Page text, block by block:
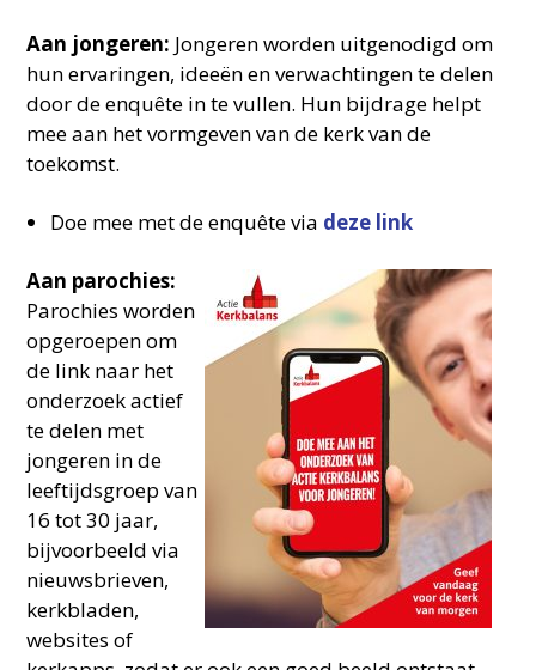
Aan jongeren: Jongeren worden uitgenodigd om
hun ervaringen, ideeën en verwachtingen te delen
door de enquête in te vullen. Hun bijdrage helpt
mee aan het vormgeven van de kerk van de
toekomst.
Doe mee met de enquête via deze link
Aan parochies:
Parochies worden
opgeroepen om
de link naar het
onderzoek actief
te delen met
jongeren in de
leeftijdsgroep van
16 tot 30 jaar,
bijvoorbeeld via
nieuwsbrieven,
kerkbladen,
websites of